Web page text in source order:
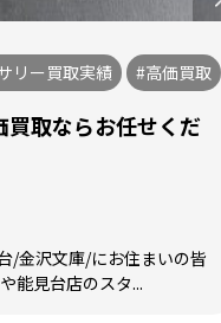
リー買取実績 #高価買取
取ならお任せくだ
/金沢文庫/にお住まいの皆
能見台店のスタ...